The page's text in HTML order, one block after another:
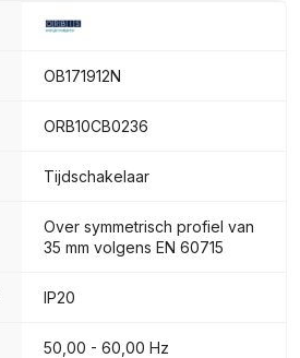
OB171912N
ORB10CB0236
Tijdschakelaar
Over symmetrisch profiel van
35 mm volgens EN 60715
IP20
50,00 - 60,00 Hz